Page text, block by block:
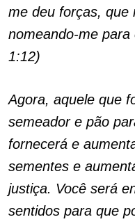
me deu forças, que
nomeando-me
1:12)
Agora, aquele que
semeador e pão
fornecerá e
sementes e
justiça. Você será
sentidos para que